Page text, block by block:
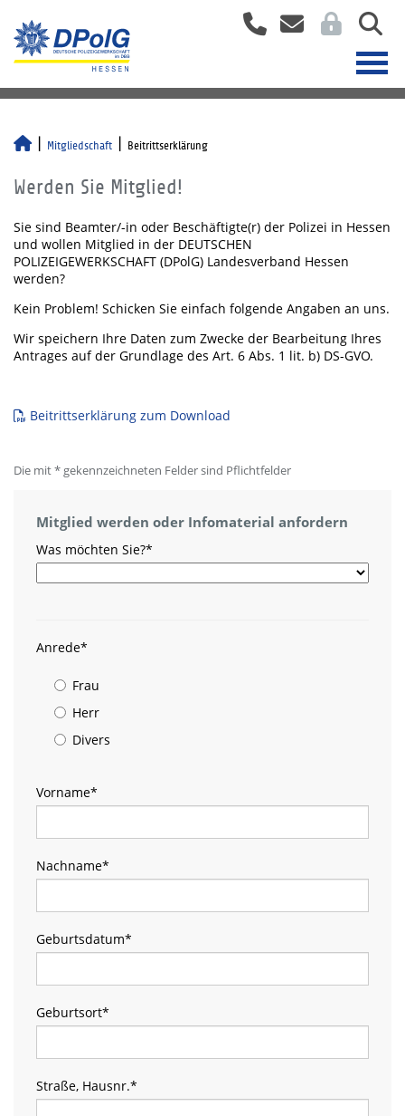
Mitgliedschaft Beitrittserklärung
Werden Sie Mitglied!
Sie sind Beamter/-in oder Beschäftigte(r) der Polizei in Hessen
und wollen Mitglied in der DEUTSCHEN
POLIZEIGEWERKSCHAFT (DPolG) Landesverband Hessen
werden?
Kein Problem! Schicken Sie einfach folgende Angaben an uns.
Wir speichern Ihre Daten zum Zwecke der Bearbeitung Ihres
Antrages auf der Grundlage des Art. 6 Abs. 1 lit. b) DS-GVO.
Beitrittserklärung zum Download
Die mit * gekennzeichneten Felder sind Pflichtfelder
Mitglied werden oder Infomaterial anfordern
Was möchten Sie?*
Anrede*
Frau
Herr
Divers
Vorname*
Nachname*
Geburtsdatum*
Geburtsort*
Straße, Hausnr.*